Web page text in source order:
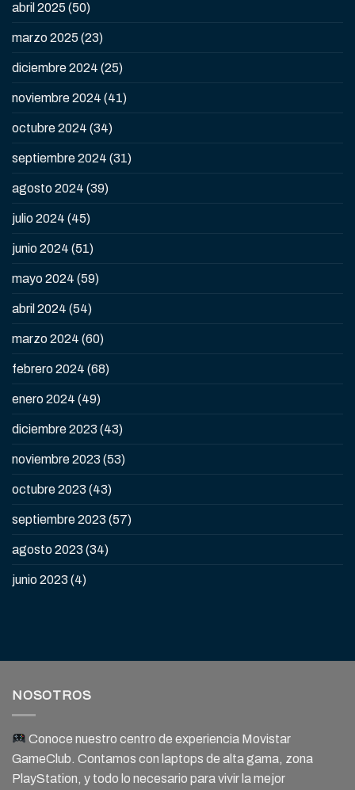
abril 2025 (50)
marzo 2025 (23)
diciembre 2024 (25)
noviembre 2024 (41)
octubre 2024 (34)
septiembre 2024 (31)
agosto 2024 (39)
julio 2024 (45)
junio 2024 (51)
mayo 2024 (59)
abril 2024 (54)
marzo 2024 (60)
febrero 2024 (68)
enero 2024 (49)
diciembre 2023 (43)
noviembre 2023 (53)
octubre 2023 (43)
septiembre 2023 (57)
agosto 2023 (34)
junio 2023 (4)
NOSOTROS
Conoce nuestro centro de experiencia Movistar
GameClub. Contamos con laptops de alta gama, zona
PlayStation, y todo lo necesario para vivir la mejor